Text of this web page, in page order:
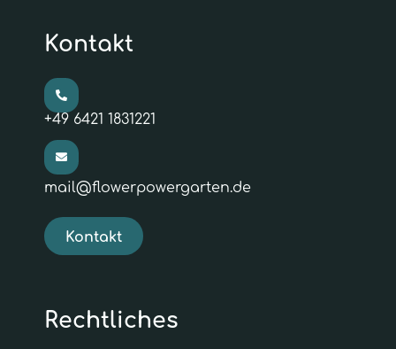
Kontakt
+49 6421 1831221
mail@flowerpowergarten.de
Kontakt
Rechtliches